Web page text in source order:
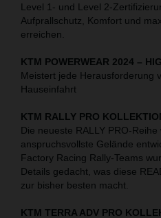
Level 1- und Level 2-
Aufprallschutz, Komfort und
erreichen.
KTM POWERWEAR 2024 –
Meistert jede Herausforderung
Hauseinfahrt
KTM RALLY PRO
Die neueste RALLY PRO-
anspruchsvollste Gelände
Factory Racing Rally-Teams
Details gedacht, was diese
zur bisher besten macht.
KTM TERRA ADV PRO